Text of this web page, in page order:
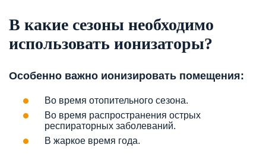
В какие сезоны необходимо
использовать ионизаторы?
Особенно важно ионизировать помещения:
Во время отопительного сезона.
Во время распространения острых
респираторных заболеваний.
В жаркое время года.